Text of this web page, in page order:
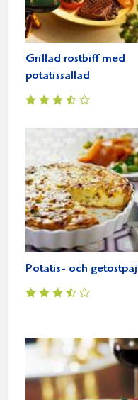
Grillad rostbiff med
potatissallad
Potatis- och getostpaj